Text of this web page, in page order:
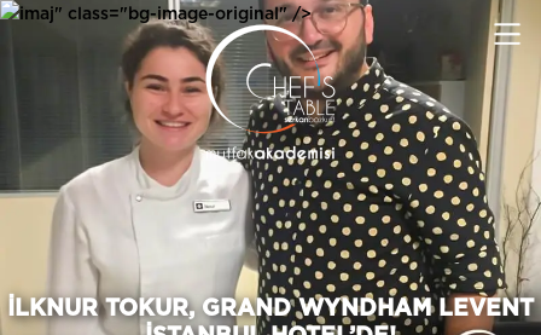
imaj" class="bg-image-original" />
İLKNUR TOKUR, GRAND WYNDHAM LEVENT